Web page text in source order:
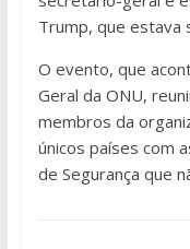
Trump, que estava
O evento, que
Geral da ONU,
membros da
únicos países com
de Segurança que